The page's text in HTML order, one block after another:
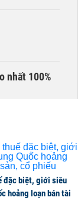
nhất 100%
đặc biệt, giới siêu
hoảng loạn bán tài